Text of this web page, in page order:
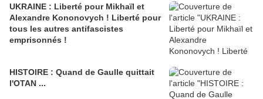
UKRAINE : Liberté pour Mikhaïl et
Alexandre Kononovych ! Liberté pour
tous les autres antifascistes
emprisonnés !
HISTOIRE : Quand de Gaulle quittait
l'OTAN ...